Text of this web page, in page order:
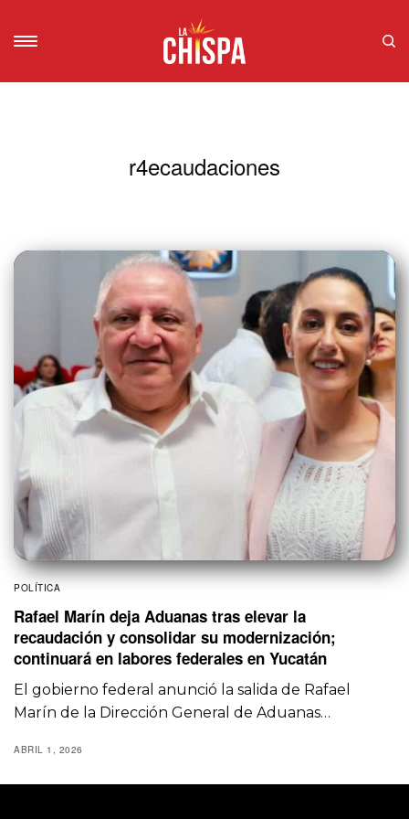
r4ecaudaciones
POLÍTICA
Rafael Marín deja Aduanas tras elevar la
recaudación y consolidar su modernización;
continuará en labores federales en Yucatán
El gobierno federal anunció la salida de Rafael
Marín de la Dirección General de Aduanas…
ABRIL 1, 2026